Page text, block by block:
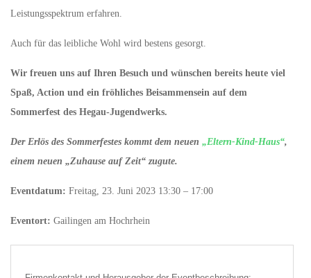
Leistungsspektrum erfahren.
Auch für das leibliche Wohl wird bestens gesorgt.
Wir freuen uns auf Ihren Besuch und wünschen bereits heute viel
Spaß, Action und ein fröhliches Beisammensein auf dem
Sommerfest des Hegau-Jugendwerks.
Der Erlös des Sommerfestes kommt dem neuen „Eltern-Kind-Haus“,
einem neuen „Zuhause auf Zeit“ zugute.
Eventdatum: Freitag, 23. Juni 2023 13:30 – 17:00
Eventort: Gailingen am Hochrhein